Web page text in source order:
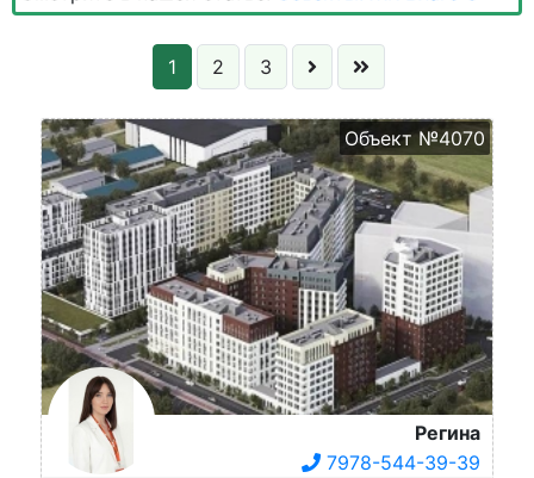
1 2 3
Объект №4070
Регина
7978-544-39-39